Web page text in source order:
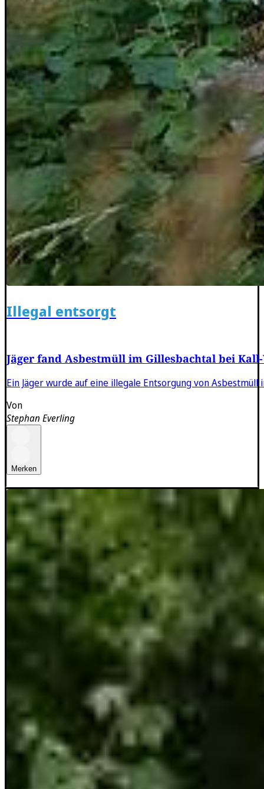
Illegal entsorgt
Jäger fand Asbestmüll im Gillesbachtal bei
Ein Jäger wurde auf eine illegale Entsorgung von
Von
Stephan Everling
Merken